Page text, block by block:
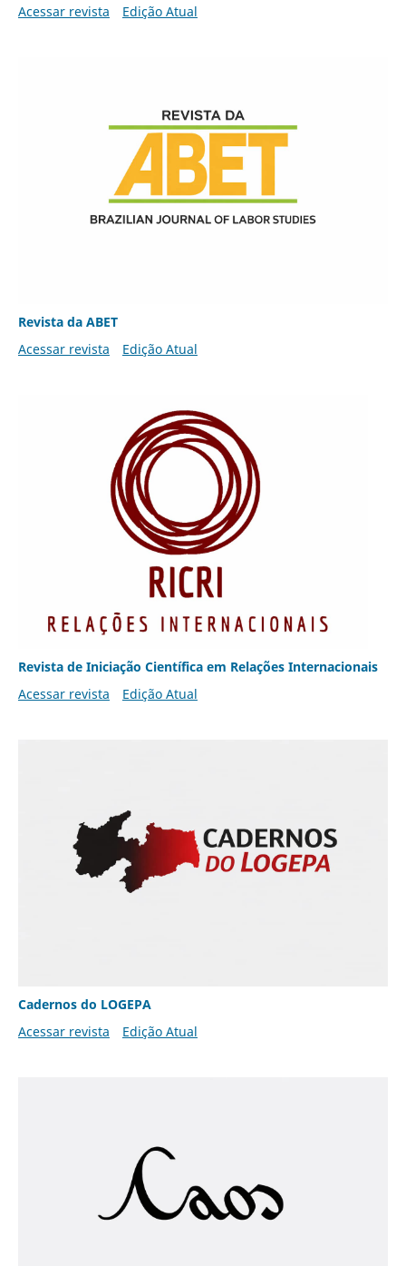
Acessar revista Edição Atual
Revista da ABET
Acessar revista
Edição Atual
Revista de Iniciação Científica em Relações Internacionais
Acessar revista
Edição Atual
Cadernos do LOGEPA
Acessar revista
Edição Atual